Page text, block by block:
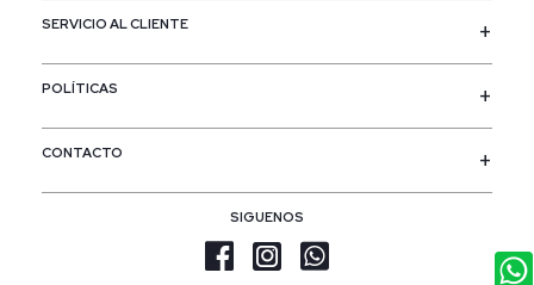
SERVICIO AL CLIENTE
POLÍTICAS
SIGUENOS
CONTACTO